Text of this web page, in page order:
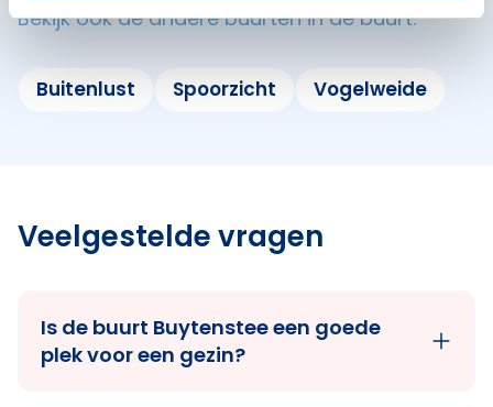
Bekijk ook de andere buurten in de buurt.
Buitenlust Spoorzicht Vogelweide
Veelgestelde vragen
Is de buurt Buytenstee een goede
plek voor een gezin?